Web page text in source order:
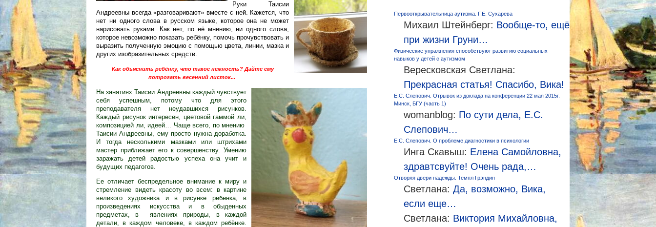
Руки Таисии
Андреевны всегда «разговаривают» вместе с ней. Кажется, что
нет ни одного слова в русском языке, которое она не может
нарисовать руками. Как нет, по её мнению, ни одного слова,
которое невозможно показать ребёнку, помочь прочувствовать и
выразить полученную эмоцию с помощью цвета, линии, мазка и
других изобразительных средств.
Как объяснить ребёнку, что такое нежность? Дайте ему
потрогать весенний листок...
На занятиях Таисии Андреевны каждый чувствует
себя успешным, потому что для этого
преподавателя нет неудавшихся рисунков.
Каждый рисунок интересен, цветовой гаммой ли,
композицией ли, идеей… Чаще всего, по мнению
Таисии Андреевны, ему просто нужна доработка.
И тогда несколькими мазками или штрихами
мастер приближает его к совершенству. Умению
заражать детей радостью успеха она учит и
будущих педагогов.
Ее отличает беспредельное внимание к миру и
стремление видеть красоту во всем: в картине
великого художника и в рисунке ребенка, в
произведениях искусства и в обыденных
предметах, в явлениях природы, в каждой
детали, в каждом человеке, в каждом ребёнке.
Первооткрывательница аутизма. Г.Е. Сухарева
Михаил Штейнберг: Вообще-то, ещё
при жизни Груни…
Физические упражнения способствуют развитию социальных
навыков у детей с аутизмом
Вересковская Светлана:
Прекрасная статья! Спасибо, Вика!
Е.С. Слепович. Отрывок из доклада на конференции 22 мая 2015г.
Минск, БГУ (часть 1)
womanblog: По сути дела, Е.С.
Слепович…
Е.С. Слепович. О проблеме диагностики в психологии
Инга Скавыш: Елена Самойловна,
здравтсвуйте! Очень рада,…
Отворяя двери надежды. Темпл Грэндин
Светлана: Да, возможно, Вика,
если еще…
Светлана: Виктория Михайловна,